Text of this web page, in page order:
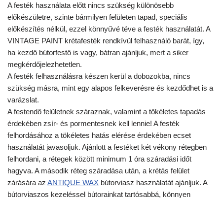
A festék használata előtt nincs szükség különösebb
előkészületre, szinte bármilyen felületen tapad, speciális
előkészítés nélkül, ezzel könnyűvé téve a festék használatát. A
VINTAGE PAINT krétafesték rendkívül felhasználó barát, így,
ha kezdő bútorfestő is vagy, bátran ajánljuk, mert a siker
megkérdőjelezhetetlen.
A festék felhasználásra készen kerül a dobozokba, nincs
szükség másra, mint egy alapos felkeverésre és kezdődhet is a
varázslat.
A festendő felületnek száraznak, valamint a tökéletes tapadás
érdekében zsír- és pormentesnek kell lennie! A festék
felhordásához a tökéletes hatás elérése érdekében ecset
használatát javasoljuk. Ajánlott a festéket két vékony rétegben
felhordani, a rétegek között minimum 1 óra száradási időt
hagyva. A második réteg száradása után, a krétás felület
zárására az ANTIQUE WAX bútorviasz használatát ajánljuk. A
bútorviaszos kezeléssel bútorainkat tartósabbá, könnyen